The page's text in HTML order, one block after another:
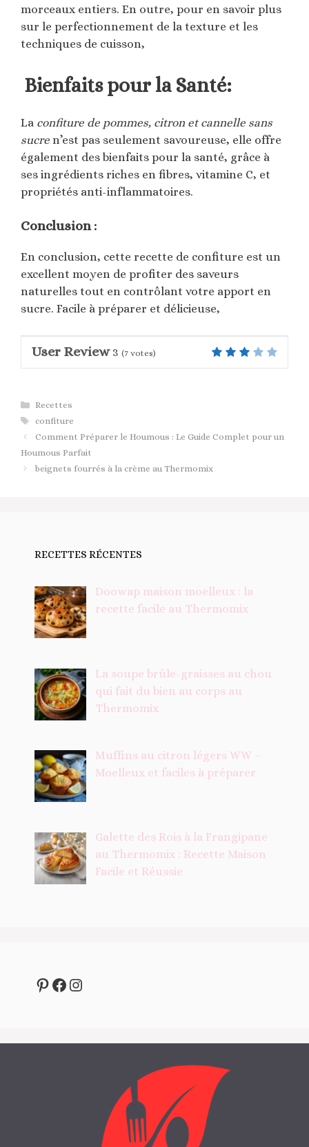
morceaux entiers. En outre, pour en savoir plus
sur le perfectionnement de la texture et les
techniques de cuisson,
Bienfaits pour la Santé:
La confiture de pommes, citron et cannelle sans
sucre n’est pas seulement savoureuse, elle offre
également des bienfaits pour la santé, grâce à
ses ingrédients riches en fibres, vitamine C, et
propriétés anti-inflammatoires.
Conclusion :
En conclusion, cette recette de confiture est un
excellent moyen de profiter des saveurs
naturelles tout en contrôlant votre apport en
sucre. Facile à préparer et délicieuse,
User Review 3 (7 votes)
Catégories
Recettes
Étiquettes
confiture
Comment Préparer le Houmous : Le Guide Complet pour un
Houmous Parfait
beignets fourrés à la crème au Thermomix
RECETTES RÉCENTES
Doowap maison moelleux : la
recette facile au Thermomix
La soupe brûle-graisses au chou
qui fait du bien au corps au
Thermomix
Muffins au citron légers WW –
Moelleux et faciles à préparer
Galette des Rois à la Frangipane
au Thermomix : Recette Maison
Facile et Réussie
Pinterest
Facebook
Instagram